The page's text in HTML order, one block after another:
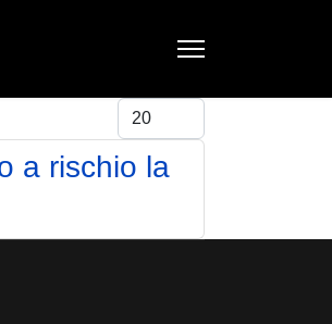
Visualizza #
a rischio la